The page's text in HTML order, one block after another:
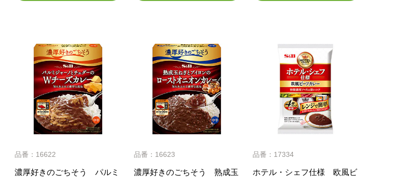
品番：16622
濃厚好きのごちそう パルミ
品番：16623
濃厚好きのごちそう 熟成玉
品番：17334
ホテル・シェフ仕様 欧風ビ